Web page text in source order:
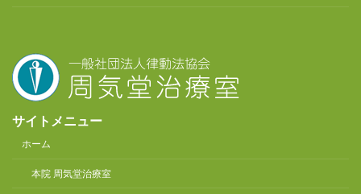
サイトメニュー
ホーム
本院 周気堂治療室